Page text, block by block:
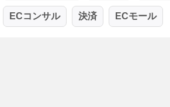
ECコンサル 決済 ECモール